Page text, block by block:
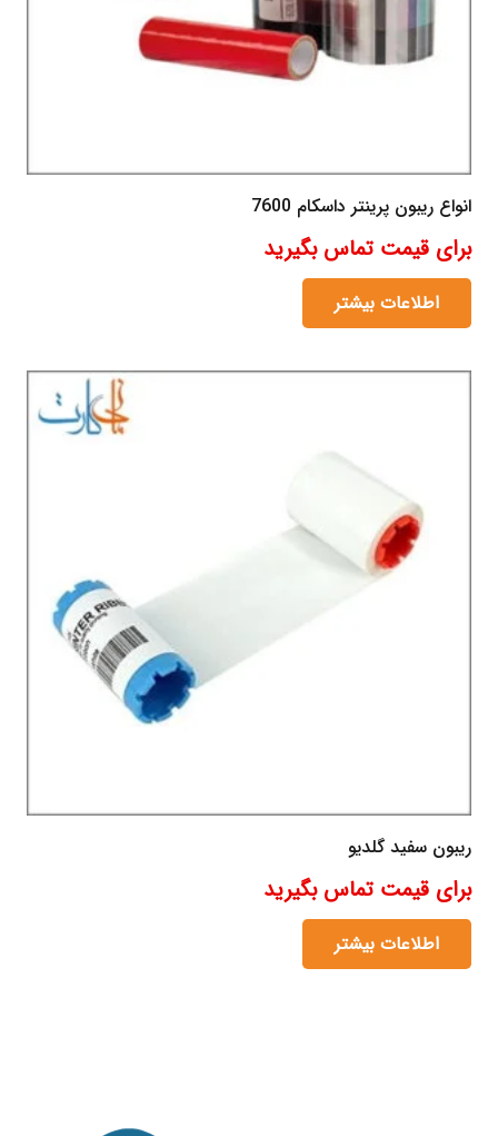
انواع ریبون پرینتر داسکام 7600
برای قیمت تماس بگیرید
اطلاعات بیشتر
ریبون سفید گلدیو
برای قیمت تماس بگیرید
اطلاعات بیشتر